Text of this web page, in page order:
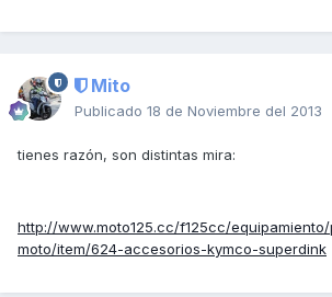
Mito
Publicado 18 de Noviembre del 2013
tienes razón, son distintas mira:
http://www.moto125.cc/f125cc/
moto/item/624-accesorios-kymco-superdink